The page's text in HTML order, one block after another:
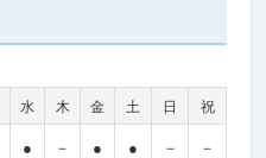
水 木 金 土 日 祝
● － ● ● － －